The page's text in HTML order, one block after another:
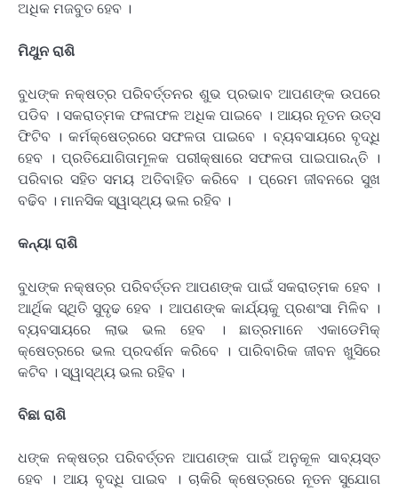
ଅଧିକ ମଜବୁତ ହେବ ।
ମିଥୁନ ରାଶି
ବୁଧଙ୍କ ନକ୍ଷତ୍ର ପରିବର୍ତ୍ତନର ଶୁଭ ପ୍ରଭାବ ଆପଣଙ୍କ ଉପରେ
ପଡିବ । ସକରାତ୍ମକ ଫଳାଫଳ ଅଧିକ ପାଇବେ । ଆୟର ନୂତନ ଉତ୍ସ
ଫିଟିବ । କର୍ମକ୍ଷେତ୍ରରେ ସଫଳତା ପାଇବେ । ବ୍ୟବସାୟରେ ବୃଦ୍ଧି
ହେବ । ପ୍ରତିଯୋଗିତାମୂଳକ ପରୀକ୍ଷାରେ ସଫଳତା ପାଇପାରନ୍ତି ।
ପରିବାର ସହିତ ସମୟ ଅତିବାହିତ କରିବେ । ପ୍ରେମ ଜୀବନରେ ସୁଖ
ବଢିବ । ମାନସିକ ସ୍ୱାସ୍ଥ୍ୟ ଭଲ ରହିବ ।
କନ୍ୟା ରାଶି
ବୁଧଙ୍କ ନକ୍ଷତ୍ର ପରିବର୍ତ୍ତନ ଆପଣଙ୍କ ପାଇଁ ସକରାତ୍ମକ ହେବ ।
ଆର୍ଥିକ ସ୍ଥିତି ସୁଦୃଢ ହେବ । ଆପଣଙ୍କ କାର୍ଯ୍ୟକୁ ପ୍ରଶଂସା ମିଳିବ ।
ବ୍ୟବସାୟରେ ଲାଭ ଭଲ ହେବ । ଛାତ୍ରମାନେ ଏକାଡେମିକ୍
କ୍ଷେତ୍ରରେ ଭଲ ପ୍ରଦର୍ଶନ କରିବେ । ପାରିବାରିକ ଜୀବନ ଖୁସିରେ
କଟିବ । ସ୍ୱାସ୍ଥ୍ୟ ଭଲ ରହିବ ।
ବିଛା ରାଶି
ଧଙ୍କ ନକ୍ଷତ୍ର ପରିବର୍ତ୍ତନ ଆପଣଙ୍କ ପାଇଁ ଅନୁକୂଳ ସାବ୍ୟସ୍ତ
ହେବ । ଆୟ ବୃଦ୍ଧି ପାଇବ । ଚାକିରି କ୍ଷେତ୍ରରେ ନୂତନ ସୁଯୋଗ